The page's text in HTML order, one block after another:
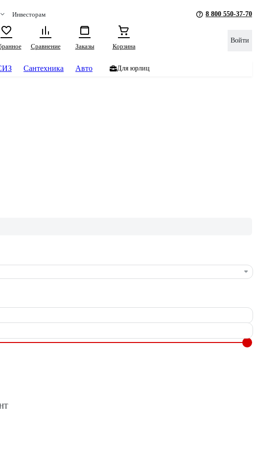
Инвесторам 8 800 550-37-70
Сравнение Заказы Корзина
Войти
Сантехника Авто Для юрлиц